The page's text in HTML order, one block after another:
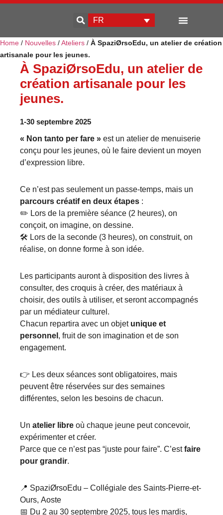
FR
Home / Nouvelles / Ateliers / À SpaziØrsoEdu, un atelier de création
artisanale pour les jeunes.
À SpaziØrsoEdu, un atelier de
création artisanale pour les
jeunes.
1-30 septembre 2025
« Non tanto per fare » est un atelier de menuiserie
conçu pour les jeunes, où le faire devient un moyen
d’expression libre.
Ce n’est pas seulement un passe-temps, mais un
parcours créatif en deux étapes :
✏️ Lors de la première séance (2 heures), on
conçoit, on imagine, on dessine.
🛠️ Lors de la seconde (3 heures), on construit, on
réalise, on donne forme à son idée.
Les participants auront à disposition des livres à
consulter, des croquis à créer, des matériaux à
choisir, des outils à utiliser, et seront accompagnés
par un médiateur culturel.
Chacun repartira avec un objet unique et
personnel , fruit de son imagination et de son
engagement.
👉 Les deux séances sont obligatoires, mais
peuvent être réservées sur des semaines
différentes, selon les besoins de chacun.
Unatelier libre où chaque jeune peut concevoir,
expérimenter et créer.
Parce que ce n’est pas “juste pour faire”. C’estfaire
pour grandir.
📍 SpaziØrsoEdu – Collégiale des Saints-Pierre-et-
Ours, Aoste
📅 Du 2 au 30 septembre 2025, tous les mardis,